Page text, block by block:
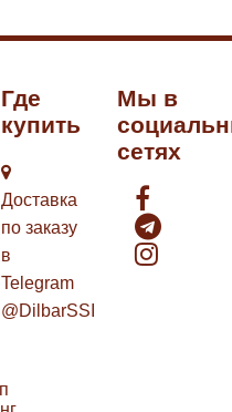
Где
купить
Доставка
по заказу
в
Telegram
@DilbarSSI
Мы в
сетях